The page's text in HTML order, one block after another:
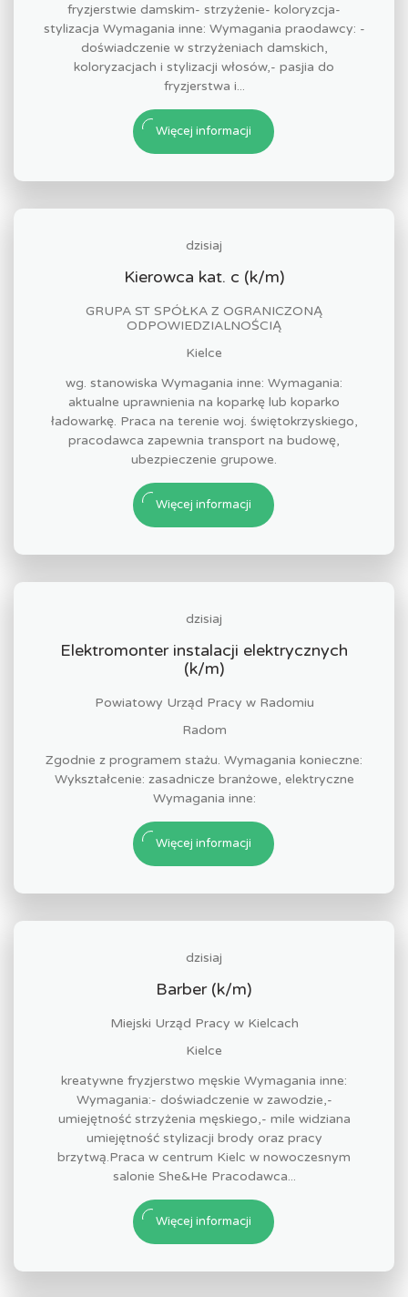
fryzjerstwie damskim- strzyżenie- koloryzcja-
stylizacja Wymagania inne: Wymagania praodawcy: -
doświadczenie w strzyżeniach damskich,
koloryzacjach i stylizacji włosów,- pasjia do
fryzjerstwa i...
Więcej informacji
dzisiaj
Kierowca kat. c (k/m)
GRUPA ST SPÓŁKA Z OGRANICZONĄ
ODPOWIEDZIALNOŚCIĄ
Kielce
wg. stanowiska Wymagania inne: Wymagania:
aktualne uprawnienia na koparkę lub koparko
ładowarkę. Praca na terenie woj. świętokrzyskiego,
pracodawca zapewnia transport na budowę,
ubezpieczenie grupowe.
Więcej informacji
dzisiaj
Elektromonter instalacji elektrycznych
(k/m)
Powiatowy Urząd Pracy w Radomiu
Radom
Zgodnie z programem stażu. Wymagania konieczne:
Wykształcenie: zasadnicze branżowe, elektryczne
Wymagania inne:
Więcej informacji
dzisiaj
Barber (k/m)
Miejski Urząd Pracy w Kielcach
Kielce
kreatywne fryzjerstwo męskie Wymagania inne:
Wymagania:- doświadczenie w zawodzie,-
umiejętność strzyżenia męskiego,- mile widziana
umiejętność stylizacji brody oraz pracy
brzytwą.Praca w centrum Kielc w nowoczesnym
salonie She&He Pracodawca...
Więcej informacji